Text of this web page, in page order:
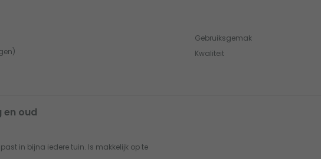
Gebruiksgemak
Kwaliteit
en oud
in bijna iedere tuin. Is makkelijk op te